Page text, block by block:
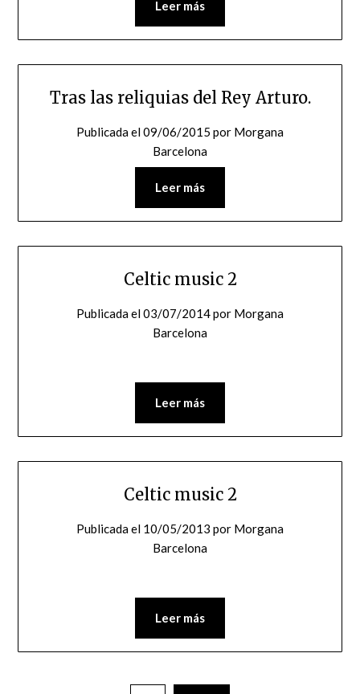
Leer más
Tras las reliquias del Rey Arturo.
Publicada el09/06/2015 por Morgana
Barcelona
Leer más
Celtic music 2
Publicada el03/07/2014por Morgana
Barcelona
Leer más
Celtic music 2
Publicada el 10/05/2013 por Morgana
Barcelona
Leer más